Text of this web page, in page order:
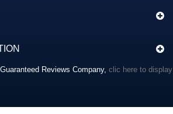
Reviews Company, clic here to display